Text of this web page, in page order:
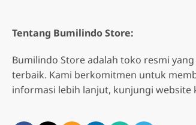
Tentang Bumilindo Store:
Bumilindo Store adalah toko resmi
terbaik. Kami berkomitmen untuk
informasi lebih lanjut, kunjungi website